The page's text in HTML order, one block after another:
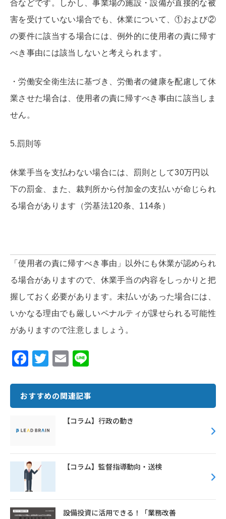
合などです。しかし、事業場の施設・設備が直接的な被
害を受けていない場合でも、休業について、①および②
の要件に該当する場合には、例外的に使用者の責に帰す
べき事由には該当しないと考えられます。
・労働安全衛生法に基づき、労働者の健康を配慮して休
業させた場合は、使用者の責に帰すべき事由に該当しま
せん。
5.罰則等
休業手当を支払わない場合には、罰則として30万円以
下の罰金、また、裁判所から付加金の支払いが命じられ
る場合があります（労基法120条、114条）
「使用者の責に帰すべき事由」以外にも休業が認められ
る場合がありますので、休業手当の内容をしっかりと把
握しておく必要があります。未払いがあった場合には、
いかなる理由でも厳しいペナルティが課せられる可能性
がありますので注意しましょう。
F
e
b
k
T
it
te
E
ai
l
e
おすすめの関連記事
【コラム】行政の動き
【コラム】監督指導動向・送検
設備投資に活用できる！「業務改善